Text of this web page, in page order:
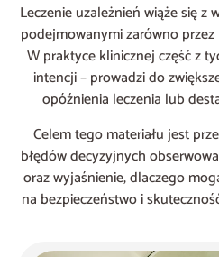
Leczenie uzależnień wiąże się
podejmowanymi zarówno
W praktyce klinicznej część z
intencji – prowadzi do
opóźnienia leczenia lub
Celem tego materiału jest
błędów decyzyjnych
oraz wyjaśnienie, dlaczego
na bezpieczeństwo i